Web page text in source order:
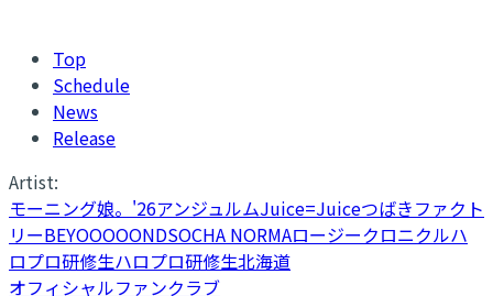
Top
Schedule
News
Release
Artist:
モーニング娘。'26アンジュルムJuice=Juiceつばきファクト
リーBEYOOOOONDSOCHA NORMAロージークロニクルハ
ロプロ研修生ハロプロ研修生北海道
オフィシャルファンクラブ